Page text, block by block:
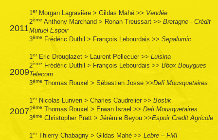
2011
1erMorgan Lagravière > Gildas Mahé >> Vendée
2ème Anthony Marchand > Ronan Treussart >> Bretagne - Crédit
Mutuel Espoir
3ème Frédéric Duthil > François Lebourdais >> Sepalumic
2009
1erEric Drouglazet > Laurent Pellecuer >> Luisina
2ème Frédéric Duthil > François Lebourdais >> Bbox Bouygues
Telecom
3ème Thomas Rouxel > Sébastien Josse >>Defi Mousquetaires
2007
1erNicolas Lunven > Charles Caudrelier >> Bostik
2ème Thomas Rouxel > Erwan Israel >> Defi Mousquetaires
3ème Christopher Pratt > Jérémie Beyou >>Espoir Credit Agricole
1erThierry Chabagny > Gildas Mahé >> Lebre – FMI